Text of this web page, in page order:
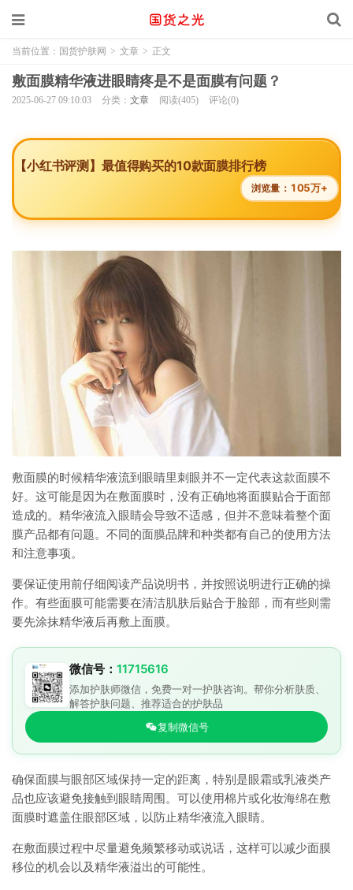
当前位置： 国货护肤网 > 文章 > 正文
敷面膜精华液进眼睛疼是不是面膜有问题？
2025-06-27 09:10:03 分类： 文章 阅读(405) 评论(0)
【小红书评测】最值得购买的10款面膜排行榜
浏览量： 105万+
敷面膜的时候精华液流到眼睛里刺眼并不一定代表这款面膜不
好。这可能是因为在敷面膜时，没有正确地将面膜贴合于面部
造成的。精华液流入眼睛会导致不适感，但并不意味着整个面
膜产品都有问题。不同的面膜品牌和种类都有自己的使用方法
和注意事项。
要保证使用前仔细阅读产品说明书，并按照说明进行正确的操
作。有些面膜可能需要在清洁肌肤后贴合于脸部，而有些则需
要先涂抹精华液后再敷上面膜。
微信号： 11715616
添加护肤师微信，免费一对一护肤咨询。帮你分析肤质、
解答护肤问题、推荐适合的护肤品
复制微信号
确保面膜与眼部区域保持一定的距离，特别是眼霜或乳液类产
品也应该避免接触到眼睛周围。可以使用棉片或化妆海绵在敷
面膜时遮盖住眼部区域，以防止精华液流入眼睛。
在敷面膜过程中尽量避免频繁移动或说话，这样可以减少面膜
移位的机会以及精华液溢出的可能性。